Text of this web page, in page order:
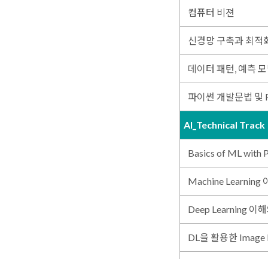
컴퓨터 비젼
신경망 구축과 최적
데이터 패턴, 예측
파이썬 개발문법 및
AI_Technical Track
Basics of ML with
Machine Learning
Deep Learning 이
DL을 활용한